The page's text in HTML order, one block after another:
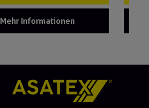
Mehr Informationen